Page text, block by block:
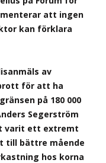
att ingen
kan förklara
av
för att ha
på 180 000
Segerström
varit ett extremt
till bättre mående
hos korna